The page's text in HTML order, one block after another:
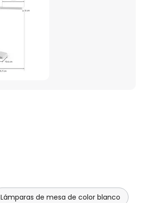
Lámparas de mesa de color blanco